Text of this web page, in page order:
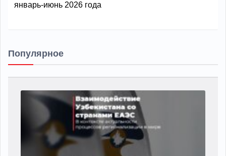
январь-июнь 2026 года
Популярное